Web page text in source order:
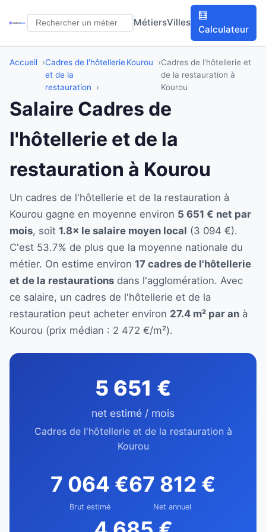
MétiersVilles
🧮
Calculateur
Accueil
Cadres de l'hôtellerie
et de la
restauration
Kourou
Cadres de l'hôtellerie et
de la restauration à
Kourou
Salaire Cadres de
l'hôtellerie et de la
restauration à Kourou
Un cadres de l'hôtellerie et de la restauration à
Kourou gagne en moyenne environ 5 651 € net par
mois, soit 1.8× le salaire moyen local (3 094 €).
C'est 53.7% de plus que la moyenne nationale du
métier. On estime environ 17 cadres de l'hôtellerie
et de la restaurations dans l'agglomération. Avec
ce salaire, un cadres de l'hôtellerie et de la
restauration peut acheter environ 27.4 m² par an à
Kourou (prix médian : 2 472 €/m²).
5 651 €
net estimé / mois
Cadres de l'hôtellerie et de la restauration à
Kourou
7 064 €
Brut estimé
67 812 €
Net annuel